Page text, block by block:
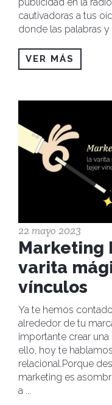
publicidad en la
cautivadoras a tus
donde las palabras
VER MÁS
22 mayo 2023
Marketing
varita
vínculos
Ya te hemos
alrededor de tu
importante crear
ello, hoy te
relacional.Porque
marketing es
a ...